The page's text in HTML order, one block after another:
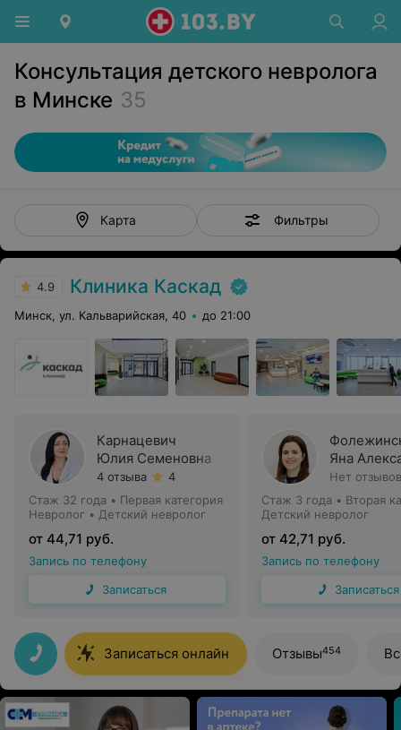
Консультация детского невролога
в Минске 35
Карта Фильтры
4.9 Клиника Каскад
Минск, ул. Кальварийская, 40 до 21:00
Карнацевич
Юлия Семеновна
4 отзыва
4
Стаж 32 года • Первая категория
Невролог • Детский невролог
от 44,71 руб.
Запись по телефону
Записаться
Яна
Нет отзывов
Стаж 3 года • Вторая
Детский невролог
от 42,71 руб.
Запись по телефону
Записаться
Записаться онлайн Отзывы454